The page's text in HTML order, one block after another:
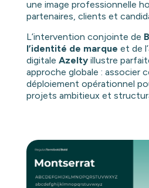
une image professionnelle
partenaires, clients et
L’intervention conjointe de
l’identité de marque et de
digitale Azelty illustre
approche globale : associer
déploiement opérationnel
projets ambitieux et